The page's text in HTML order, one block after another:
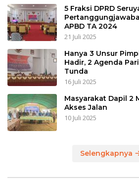
5 Fraksi DPRD
APBD TA 2024
21 Juli 2025
Hanya 3 Unsur
Hadir, 2 Agenda
Tunda
16 Juli 2025
Masyarakat Dapil 2
Akses Jalan
10 Juli 2025
Selengkapnya